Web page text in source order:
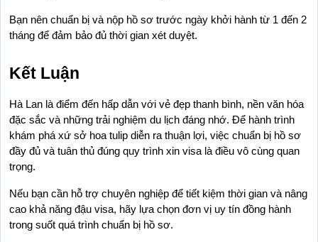
Bạn nên chuẩn bị và nộp hồ sơ trước ngày khởi hành từ 1 đến 2
tháng để đảm bảo đủ thời gian xét duyệt.
Kết Luận
Hà Lan là điểm đến hấp dẫn với vẻ đẹp thanh bình, nền văn hóa
đặc sắc và những trải nghiệm du lịch đáng nhớ. Để hành trình
khám phá xứ sở hoa tulip diễn ra thuận lợi, việc chuẩn bị hồ sơ
đầy đủ và tuân thủ đúng quy trình xin visa là điều vô cùng quan
trọng.
Nếu bạn cần hỗ trợ chuyên nghiệp để tiết kiệm thời gian và nâng
cao khả năng đậu visa, hãy lựa chọn đơn vị uy tín đồng hành
trong suốt quá trình chuẩn bị hồ sơ.